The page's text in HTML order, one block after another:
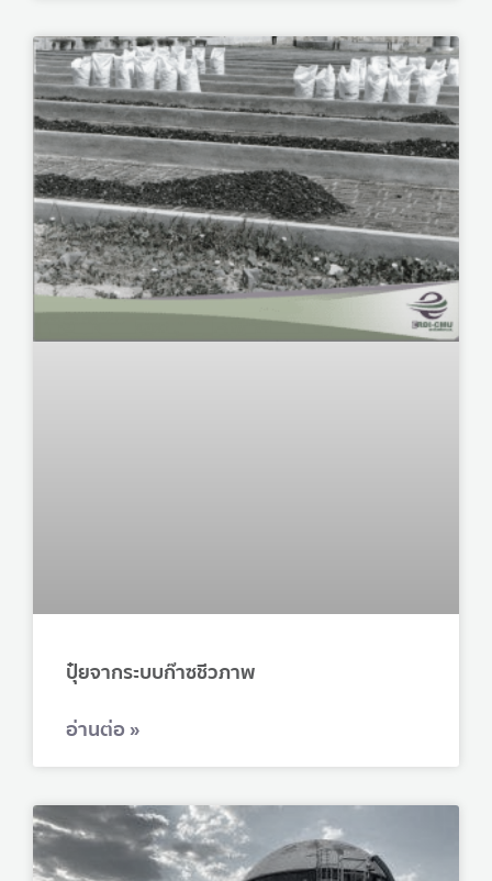
ปุ๋ยจากระบบก๊าซชีวภาพ
อ่านต่อ »